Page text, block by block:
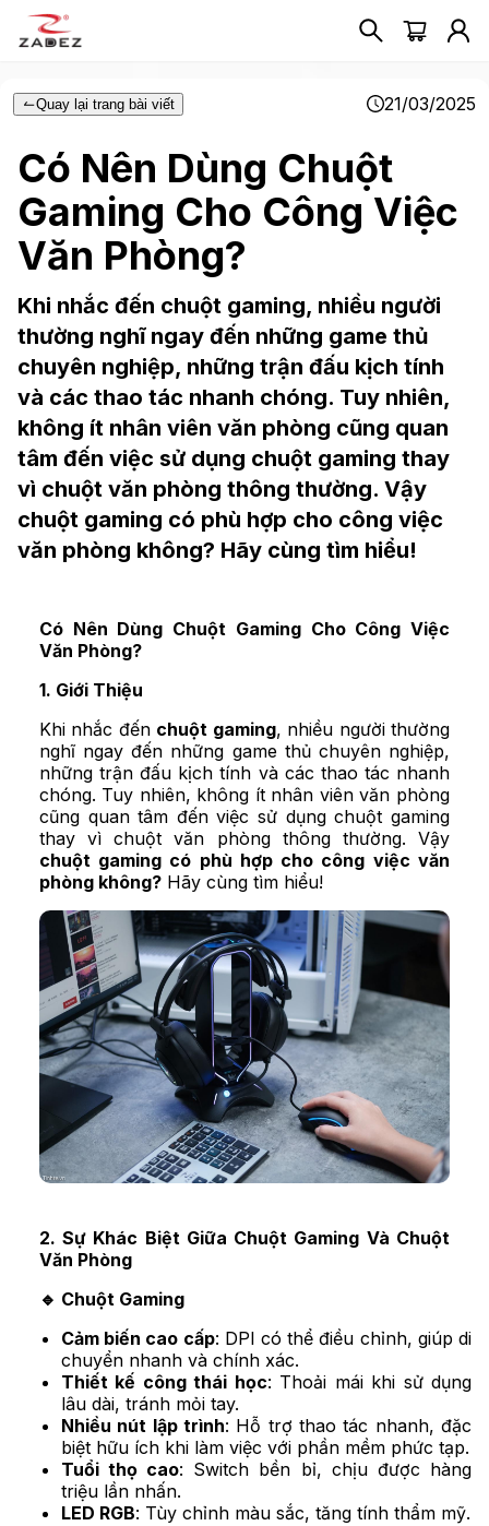
Quay lại trang bài viết 21/03/2025
Có Nên Dùng Chuột
Gaming Cho Công Việc
Văn Phòng?
Khi nhắc đến chuột gaming, nhiều người
thường nghĩ ngay đến những game thủ
chuyên nghiệp, những trận đấu kịch tính
và các thao tác nhanh chóng. Tuy nhiên,
không ít nhân viên văn phòng cũng quan
tâm đến việc sử dụng chuột gaming thay
vì chuột văn phòng thông thường. Vậy
chuột gaming có phù hợp cho công việc
văn phòng không? Hãy cùng tìm hiểu!
Có Nên Dùng Chuột Gaming Cho Công Việc
Văn Phòng?
1. Giới Thiệu
Khi nhắc đến chuột gaming, nhiều người thường
nghĩ ngay đến những game thủ chuyên nghiệp,
những trận đấu kịch tính và các thao tác nhanh
chóng. Tuy nhiên, không ít nhân viên văn phòng
cũng quan tâm đến việc sử dụng chuột gaming
thay vì chuột văn phòng thông thường. Vậy
chuột gaming có phù hợp cho công việc văn
phòng không? Hãy cùng tìm hiểu!
2. Sự Khác Biệt Giữa Chuột Gaming Và Chuột
Văn Phòng
🔹 Chuột Gaming
Cảm biến cao cấp: DPI có thể điều chỉnh, giúp di
chuyển nhanh và chính xác.
Thiết kế công thái học: Thoải mái khi sử dụng
lâu dài, tránh mỏi tay.
Nhiều nút lập trình: Hỗ trợ thao tác nhanh, đặc
biệt hữu ích khi làm việc với phần mềm phức tạp.
Tuổi thọ cao: Switch bền bỉ, chịu được hàng
triệu lần nhấn.
LED RGB: Tùy chỉnh màu sắc, tăng tính thẩm mỹ.